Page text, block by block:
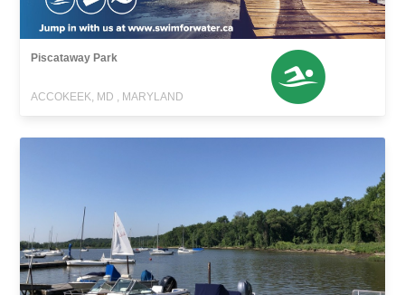
Piscataway Park
ACCOKEEK, MD , MARYLAND